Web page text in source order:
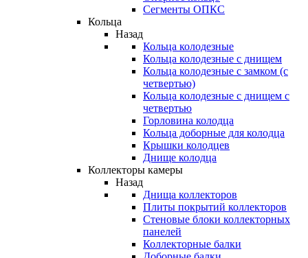
Сегменты ОПКС
Кольца
Назад
Кольца колодезные
Кольца колодезные с днищем
Кольца колодезные с замком (с
четвертью)
Кольца колодезные с днищем с
четвертью
Горловина колодца
Кольца доборные для колодца
Крышки колодцев
Днище колодца
Коллекторы камеры
Назад
Днища коллекторов
Плиты покрытий коллекторов
Стеновые блоки коллекторных
панелей
Коллекторные балки